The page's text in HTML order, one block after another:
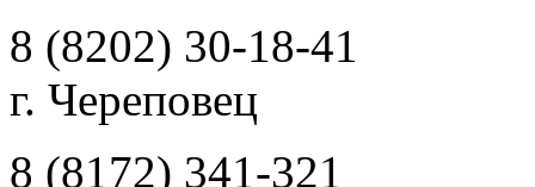
8 (8202) 30-18-41
г. Череповец
8 (8172) 341-321